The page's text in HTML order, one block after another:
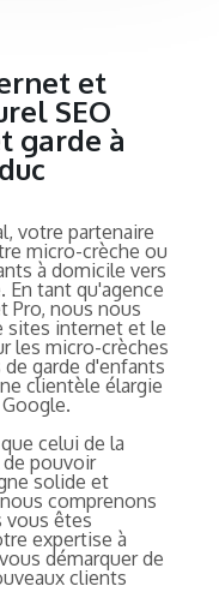
et
SEO
garde à
votre partenaire
micro-crèche ou
à domicile vers
En tant qu'agence
Pro, nous nous
sites internet et le
les micro-crèches
garde d'enfants
clientèle élargie
celui de la
pouvoir
solide et
comprenons
vous êtes
expertise à
démarquer de
clients